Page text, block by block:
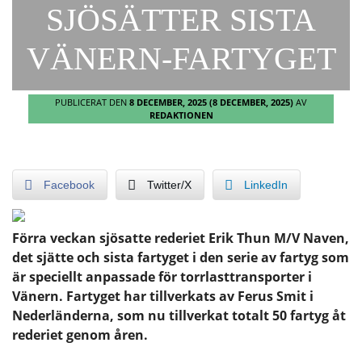
SJÖSÄTTER SISTA
VÄNERN-FARTYGET
PUBLICERAT DEN 8 DECEMBER, 2025 (8 DECEMBER, 2025) AV
REDAKTIONEN
Facebook Twitter/X LinkedIn
Förra veckan sjösatte rederiet Erik Thun M/V Naven,
det sjätte och sista fartyget i den serie av fartyg som
är speciellt anpassade för torrlasttransporter i
Vänern. Fartyget har tillverkats av Ferus Smit i
Nederländerna, som nu tillverkat totalt 50 fartyg åt
rederiet genom åren.